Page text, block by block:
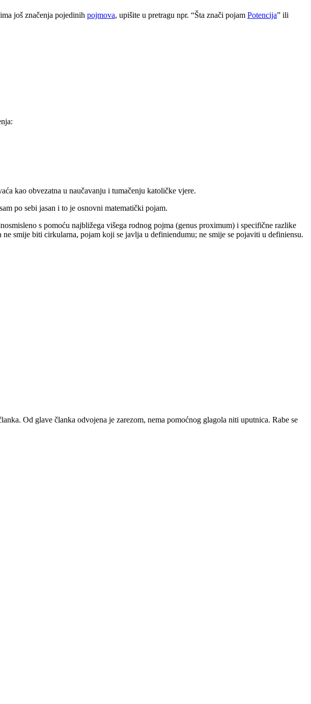
još značenja pojedinih pojmova, upišite u pretragu npr. “Šta znači pojam Potencija” ili
kao obvezatna u naučavanju i tumačenju katoličke vjere.
po sebi jasan i to je osnovni matematički pojam.
s pomoću najbližega višega rodnog pojma (genus proximum) i specifične razlike
smije biti cirkularna, pojam koji se javlja u definiendumu; ne smije se pojaviti u definiensu.
Od glave članka odvojena je zarezom, nema pomoćnog glagola niti uputnica. Rabe se